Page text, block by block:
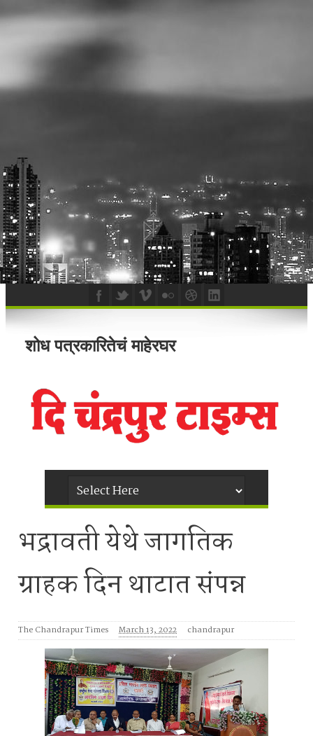
शोध पत्रकारितेचं माहेरघर
भद्रावती येथे जागतिक
ग्राहक दिन थाटात संपन्न
The Chandrapur Times March 13, 2022 chandrapur